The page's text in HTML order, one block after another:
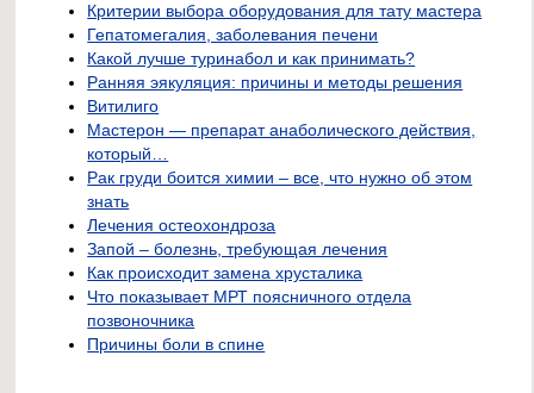
Критерии выбора оборудования для тату мастера
Гепатомегалия, заболевания печени
Какой лучше туринабол и как принимать?
Ранняя эякуляция: причины и методы решения
Витилиго
Мастерон — препарат анаболического действия,
который…
Рак груди боится химии – все, что нужно об этом
знать
Лечения остеохондроза
Запой – болезнь, требующая лечения
Как происходит замена хрусталика
Что показывает МРТ поясничного отдела
позвоночника
Причины боли в спине